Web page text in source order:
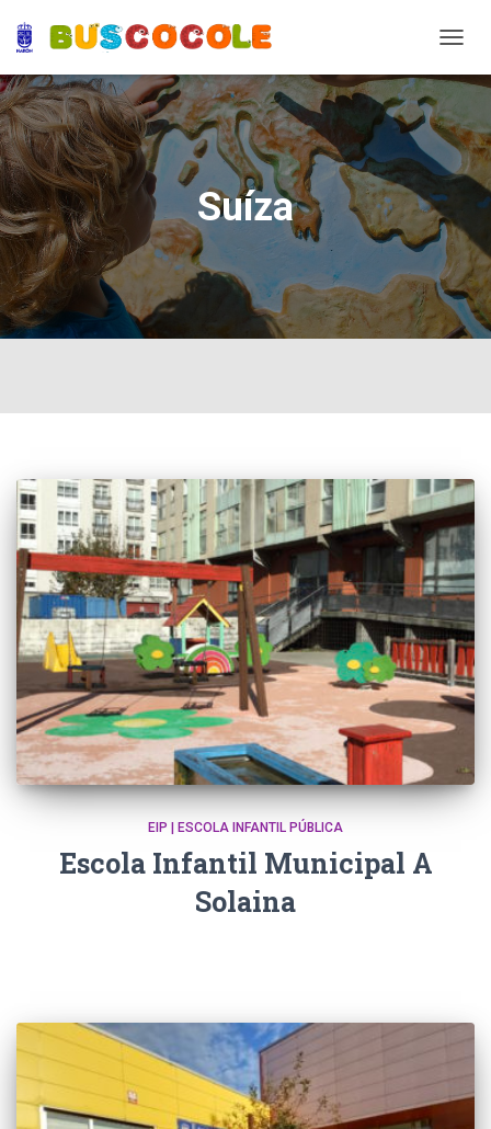
Suíza
EIP | ESCOLA INFANTIL PÚBLICA
Escola Infantil Municipal A
Solaina